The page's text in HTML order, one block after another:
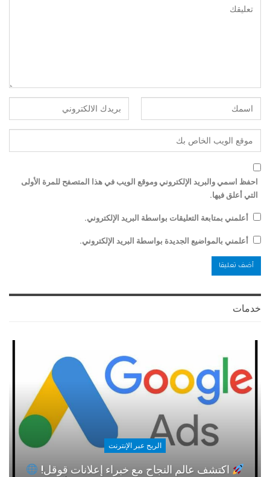
احفظ اسمي والبريد الإلكتروني وموقع الويب في هذا المتصفح للمرة الأولى
التي أعلق فيها.
أعلمني بمتابعة التعليقات بواسطة البريد الإلكتروني.
أعلمني بالمواضيع الجديدة بواسطة البريد الإلكتروني.
خدمات
الربح عبر الإنترنت
اكتشف عالم النجاح مع خبراء إعلانات قوقل!